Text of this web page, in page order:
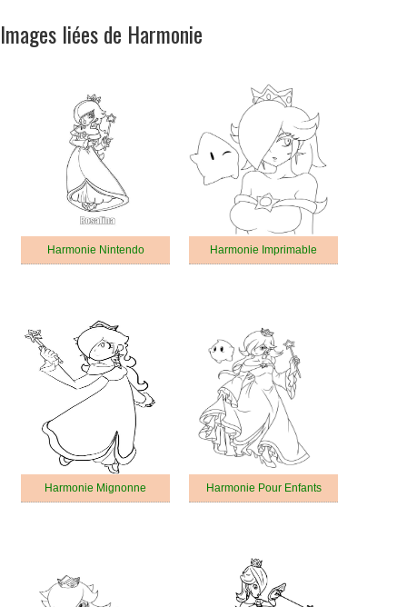
Images liées de Harmonie
Harmonie Nintendo Harmonie Imprimable
Harmonie Mignonne Harmonie Pour Enfants